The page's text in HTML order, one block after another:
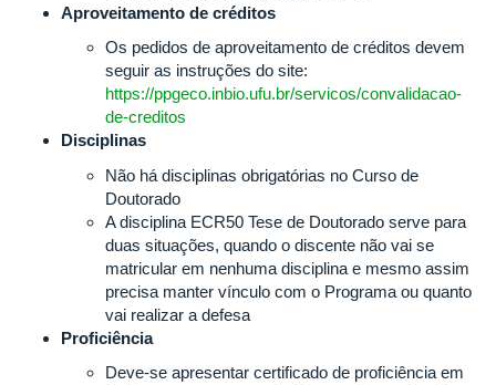
Aproveitamento de créditos
Os pedidos de aproveitamento de créditos devem
seguir as instruções do site:
https://ppgeco.inbio.ufu.br/servicos/convalidacao-
de-creditos
Disciplinas
Não há disciplinas obrigatórias no Curso de
Doutorado
A disciplina ECR50 Tese de Doutorado serve para
duas situações, quando o discente não vai se
matricular em nenhuma disciplina e mesmo assim
precisa manter vínculo com o Programa ou quanto
vai realizar a defesa
Proficiência
Deve-se apresentar certificado de proficiência em